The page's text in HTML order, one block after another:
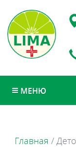
МЕНЮ
Главная /